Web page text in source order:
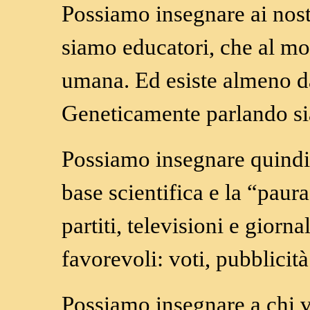
Possiamo insegnare ai
siamo educatori, che al
umana. Ed esiste almeno
Geneticamente parlando
Possiamo insegnare
base scientifica e la
partiti, televisioni e
favorevoli: voti,
Possiamo insegnare a chi